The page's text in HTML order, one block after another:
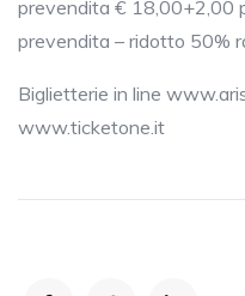
prevendita € 18,00+2,00
prevendita – ridotto 50%
Biglietterie in line
www.ticketone.it